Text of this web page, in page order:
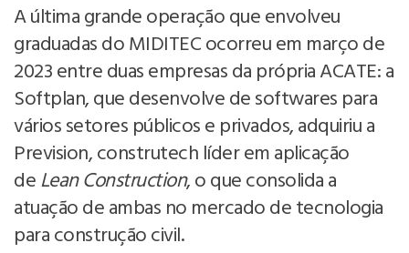
A última grande operação que envolveu
graduadas do MIDITEC ocorreu em março de
2023 entre duas empresas da própria ACATE: a
Softplan, que desenvolve de softwares para
vários setores públicos e privados, adquiriu a
Prevision, construtech líder em aplicação
deLean Construction, o que consolida a
atuação de ambas no mercado de tecnologia
para construção civil.